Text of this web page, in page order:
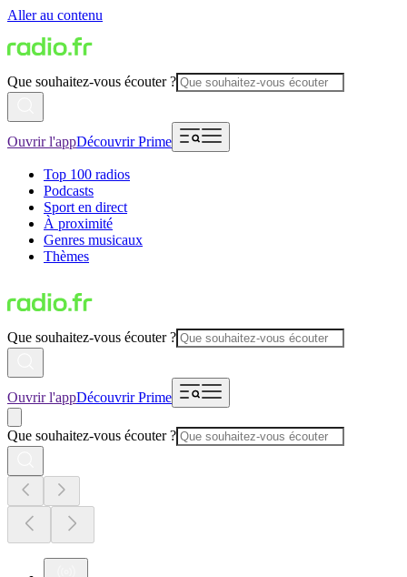
Aller au contenu
Que souhaitez-vous écouter ?
Ouvrir l'appDécouvrir Prime
Top 100 radios
Podcasts
Sport en direct
À proximité
Genres musicaux
Thèmes
Que souhaitez-vous écouter ?
Ouvrir l'appDécouvrir Prime
Que souhaitez-vous écouter ?